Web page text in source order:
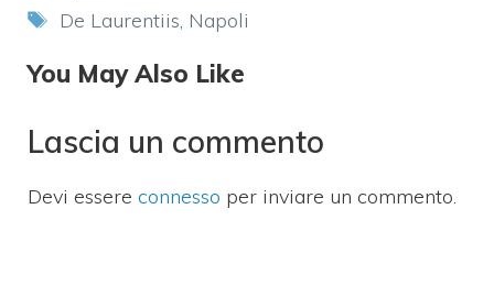
Tag
De Laurentiis, Napoli
You May Also Like
Lascia un commento
Devi essere connesso per inviare un commento.